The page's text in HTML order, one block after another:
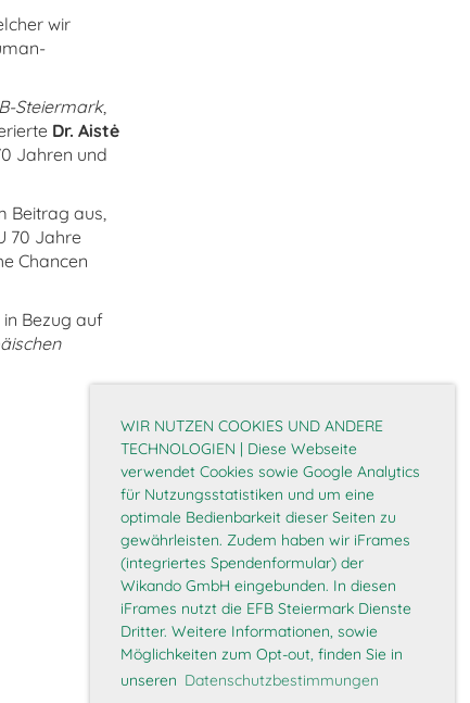
WIR NUTZEN COOKIES UND ANDERE
TECHNOLOGIEN | Diese Webseite
verwendet Cookies sowie Google Analytics
für Nutzungsstatistiken und um eine
optimale Bedienbarkeit dieser Seiten zu
gewährleisten. Zudem haben wir iFrames
(integriertes Spendenformular) der
Wikando GmbH eingebunden. In diesen
iFrames nutzt die EFB Steiermark Dienste
Dritter. Weitere Informationen, sowie
Möglichkeiten zum Opt-out, finden Sie in
unseren Datenschutzbestimmungen
wir
Steiermark,
Dr. Aistė
Jahren und
Beitrag aus,
70 Jahre
Chancen
Bezug auf